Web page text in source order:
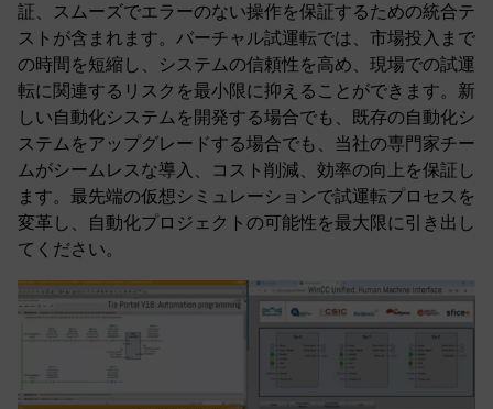
証、スムーズでエラーのない操作を保証するための統合テ
ストが含まれます。バーチャル試運転では、市場投入まで
の時間を短縮し、システムの信頼性を高め、現場での試運
転に関連するリスクを最小限に抑えることができます。新
しい自動化システムを開発する場合でも、既存の自動化シ
ステムをアップグレードする場合でも、当社の専門家チー
ムがシームレスな導入、コスト削減、効率の向上を保証し
ます。最先端の仮想シミュレーションで試運転プロセスを
変革し、自動化プロジェクトの可能性を最大限に引き出し
てください。